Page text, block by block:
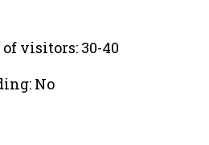
visitors: 30-40
No